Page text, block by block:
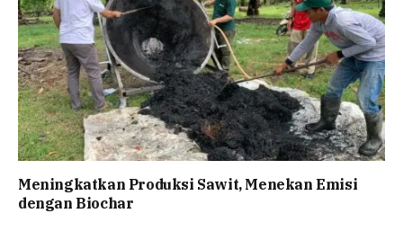
Meningkatkan Produksi Sawit, Menekan Emisi
dengan Biochar